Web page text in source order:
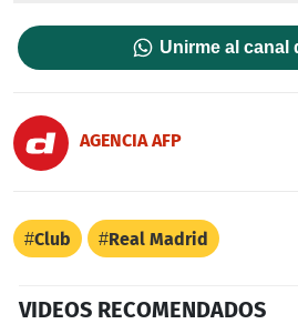
Unirme al canal
AGENCIA AFP
Club Real Madrid
VIDEOS RECOMENDADOS